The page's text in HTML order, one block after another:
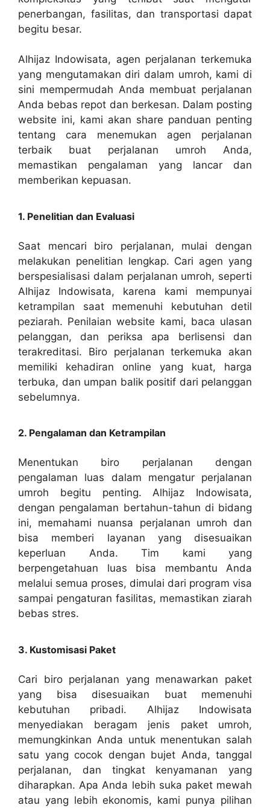
penerbangan, fasilitas, dan transportasi dapat
begitu besar.
Alhijaz Indowisata, agen perjalanan terkemuka
yang mengutamakan diri dalam umroh, kami di
sini mempermudah Anda membuat perjalanan
Anda bebas repot dan berkesan. Dalam posting
website ini, kami akan share panduan penting
tentang cara menemukan agen perjalanan
terbaik buat perjalanan umroh Anda,
memastikan pengalaman yang lancar dan
memberikan kepuasan.
1. Penelitian dan Evaluasi
Saat mencari biro perjalanan, mulai dengan
melakukan penelitian lengkap. Cari agen yang
berspesialisasi dalam perjalanan umroh, seperti
Alhijaz Indowisata, karena kami mempunyai
ketrampilan saat memenuhi kebutuhan detil
peziarah. Penilaian website kami, baca ulasan
pelanggan, dan periksa apa berlisensi dan
terakreditasi. Biro perjalanan terkemuka akan
memiliki kehadiran online yang kuat, harga
terbuka, dan umpan balik positif dari pelanggan
sebelumnya.
2. Pengalaman dan Ketrampilan
Menentukan biro perjalanan dengan
pengalaman luas dalam mengatur perjalanan
umroh begitu penting. Alhijaz Indowisata,
dengan pengalaman bertahun-tahun di bidang
ini, memahami nuansa perjalanan umroh dan
bisa memberi layanan yang disesuaikan
keperluan Anda. Tim kami yang
berpengetahuan luas bisa membantu Anda
melalui semua proses, dimulai dari program visa
sampai pengaturan fasilitas, memastikan ziarah
bebas stres.
3. Kustomisasi Paket
Cari biro perjalanan yang menawarkan paket
yang bisa disesuaikan buat memenuhi
kebutuhan pribadi. Alhijaz Indowisata
menyediakan beragam jenis paket umroh,
memungkinkan Anda untuk menentukan salah
satu yang cocok dengan bujet Anda, tanggal
perjalanan, dan tingkat kenyamanan yang
diharapkan. Apa Anda lebih suka paket mewah
atau yang lebih ekonomis, kami punya pilihan